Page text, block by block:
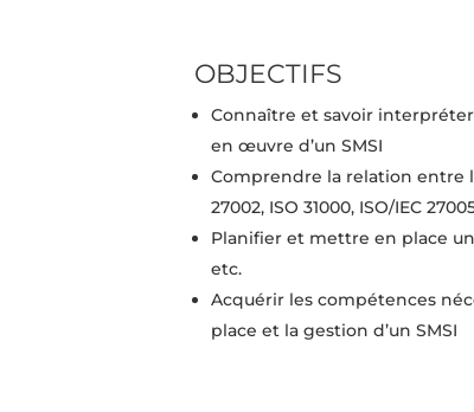
OBJECTIFS
Connaître et savoir interpréter
en œuvre d’un SMSI
Comprendre la relation entre
27002, ISO 31000, ISO/IEC
Planifier et mettre en place
etc.
Acquérir les compétences
place et la gestion d’un SMSI